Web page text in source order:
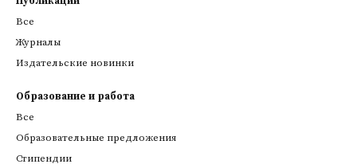
Все
Журналы
Издательские новинки
Образование и работа
Все
Образовательные предложения
Стипендии